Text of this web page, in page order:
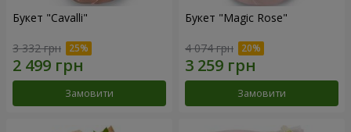
Букет "Cаvalli"
3 332 грн
Замовити
Букет "Magic Rose"
4 074 грн
Замовити